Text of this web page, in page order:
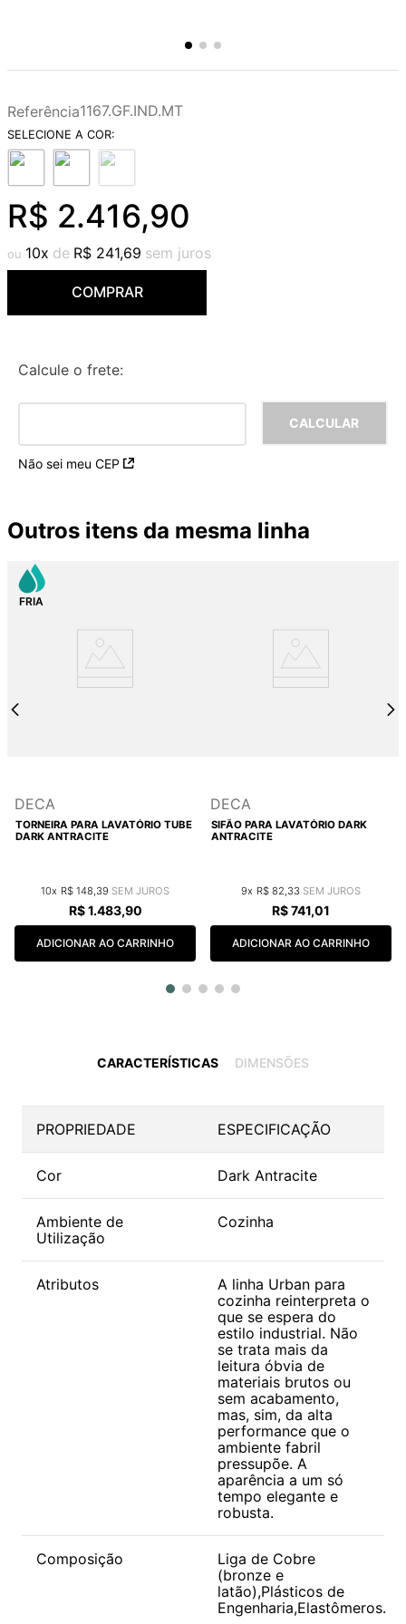
Referência1167.GF.IND.MT
R$ 2.416,90
10 R$ 241,69
COMPRAR
Calcule o frete:
Não sei meu CEP
Outros itens da mesma linha
DECA
TORNEIRA PARA LAVATÓRIO TUBE
DARK ANTRACITE
10 R$ 148 39
R$ 1.483,90
ADICIONAR AO CARRINHO
DECA
SIFÃO PARA LAVATÓRIO DARK
ANTRACITE
9 R$ 82 33
R$741,01
ADICIONAR AO CARRINHO
CARACTERÍSTICAS DIMENSÕES
PROPRIEDADE ESPECIFICAÇÃO
Cor Dark Antracite
Ambiente de
Utilização
Cozinha
Atributos
A linha Urban para
cozinha reinterpreta o
que se espera do
estilo industrial. Não
se trata mais da
leitura óbvia de
materiais brutos ou
sem acabamento,
mas, sim, da alta
performance que o
ambiente fabril
pressupõe. A
aparência a um só
tempo elegante e
robusta.
Composição
Liga de Cobre
(bronze e
latão),Plásticos de
Engenharia,Elastômeros.